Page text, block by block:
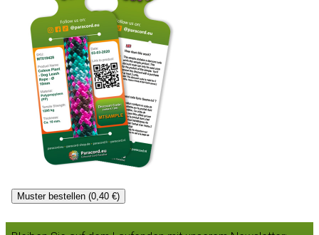
Muster bestellen (0,40 €)